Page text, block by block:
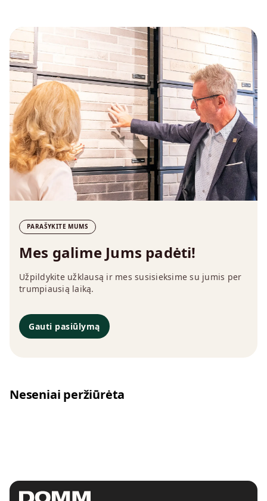
PARAŠYKITE MUMS
Mes galime Jums padėti!
Užpildykite užklausą ir mes susisieksime su jumis per
trumpiausią laiką.
Gauti pasiūlymą
Neseniai peržiūrėta